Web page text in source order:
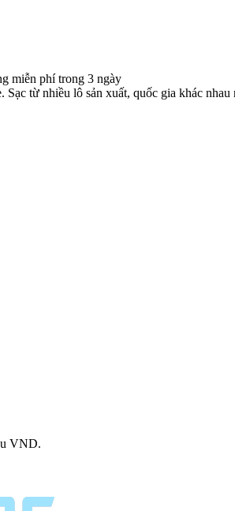
miễn phí trong 3 ngày
từ nhiều lô sản xuất, quốc gia khác
VND.